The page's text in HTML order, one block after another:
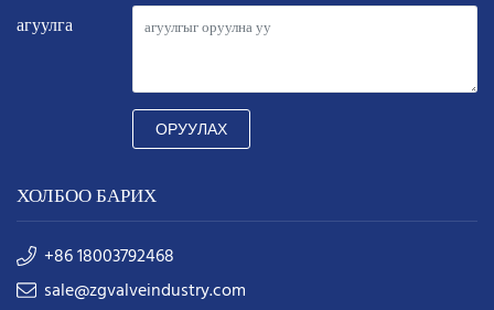
агуулга
ОРУУЛАХ
ХОЛБОО БАРИХ
+86 18003792468
sale@zgvalveindustry.com